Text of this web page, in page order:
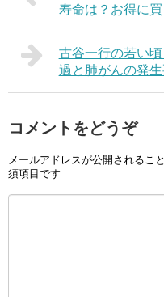
寿命は？お得に買
古谷一行の若い
過と肺がんの発生
コメントをどうぞ
メールアドレスが公開されるこ
須項目です